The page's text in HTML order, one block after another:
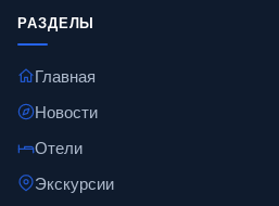
РАЗДЕЛЫ
Главная
Новости
Отели
Экскурсии